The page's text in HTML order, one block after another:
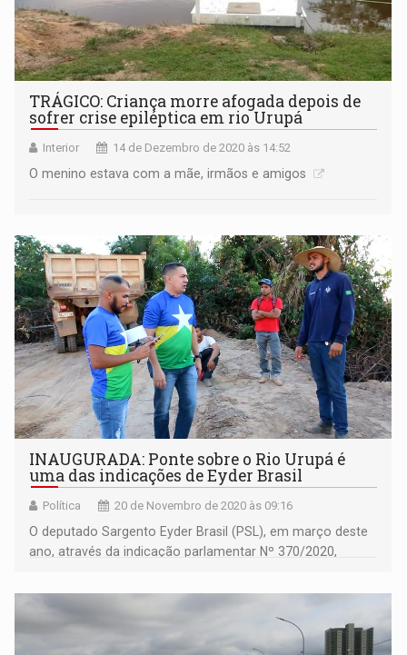
TRÁGICO: Criança morre afogada depois de
sofrer crise epiléptica em rio Urupá
Interior 14 de Dezembro de 2020 às 14:52
O menino estava com a mãe, irmãos e amigos
INAUGURADA: Ponte sobre o Rio Urupá é
uma das indicações de Eyder Brasil
Política 20 de Novembro de 2020 às 09:16
O deputado Sargento Eyder Brasil (PSL), em março deste
ano, através da indicação parlamentar Nº 370/2020,
conclusão da obra